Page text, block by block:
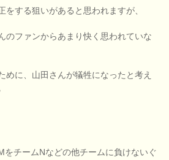
をする狙いがあると思われますが、
のファンからあまり快く思われていな
めに、山田さんが犠牲になったと考え
をチームNなどの他チームに負けないぐ